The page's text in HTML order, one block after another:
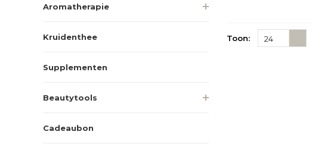
Aromatherapie
Kruidenthee
Supplementen
Beautytools
Cadeaubon
Toon: 24